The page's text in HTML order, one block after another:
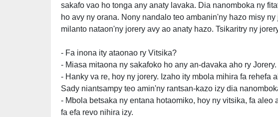
sakafo vao ho tonga any anaty lavaka. Dia nanomboka ny
ho avy ny orana. Nony nandalo teo ambanin'ny hazo misy
milanto nataon'ny jorery avy ao anaty hazo. Tsikaritry ny
- Fa inona ity ataonao ry Vitsika?
- Miasa mitaona ny sakafoko ho any an-davaka aho ry
- Hanky va re, hoy ny jorery. Izaho ity mbola mihira fa
Sady niantsampy teo amin'ny rantsan-kazo izy dia
- Mbola betsaka ny entana hotaomiko, hoy ny vitsika, fa
fa efa revo nihira izy.